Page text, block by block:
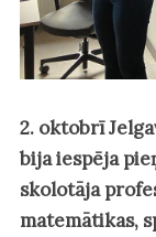
2. oktobrī
bija iespēja
skolotāja
matemātikas,